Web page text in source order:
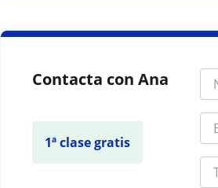
Contacta con Ana
1ª clase gratis